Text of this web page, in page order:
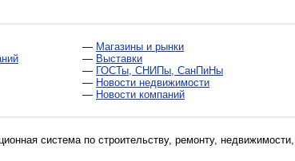
— Магазины и рынки
— Выставки
— ГОСТы, СНИПы, СанПиНы
— Новости недвижимости
— Новости компаний
система по строительству, ремонту,